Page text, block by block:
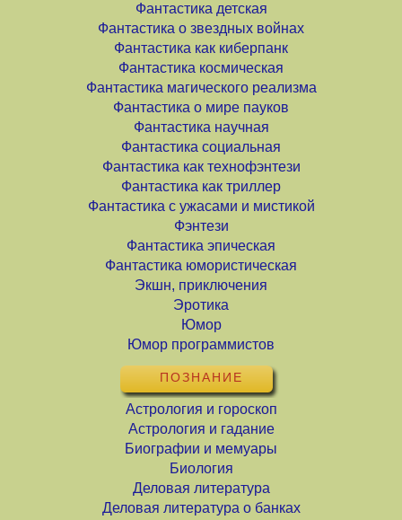
Фантастика детская
Фантастика о звездных войнах
Фантастика как киберпанк
Фантастика космическая
Фантастика магического реализма
Фантастика о мире пауков
Фантастика научная
Фантастика социальная
Фантастика как технофэнтези
Фантастика как триллер
Фантастика с ужасами и мистикой
Фэнтези
Фантастика эпическая
Фантастика юмористическая
Экшн, приключения
Эротика
Юмор
Юмор программистов
ПОЗНАНИЕ
Астрология и гороскоп
Астрология и гадание
Биографии и мемуары
Биология
Деловая литература
Деловая литература о банках